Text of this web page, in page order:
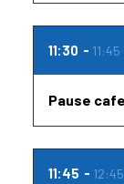
11:30 11:45
Pause cafe
11:45 12:45